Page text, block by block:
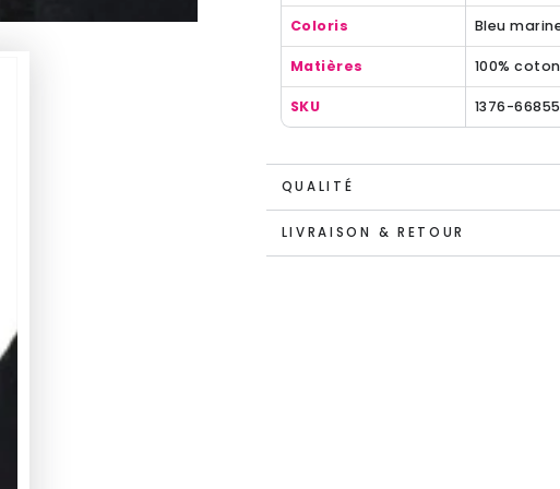
Coloris Bleu
Matières 100% coton
SKU 1376-
QUALITÉ
LIVRAISON & RETOUR